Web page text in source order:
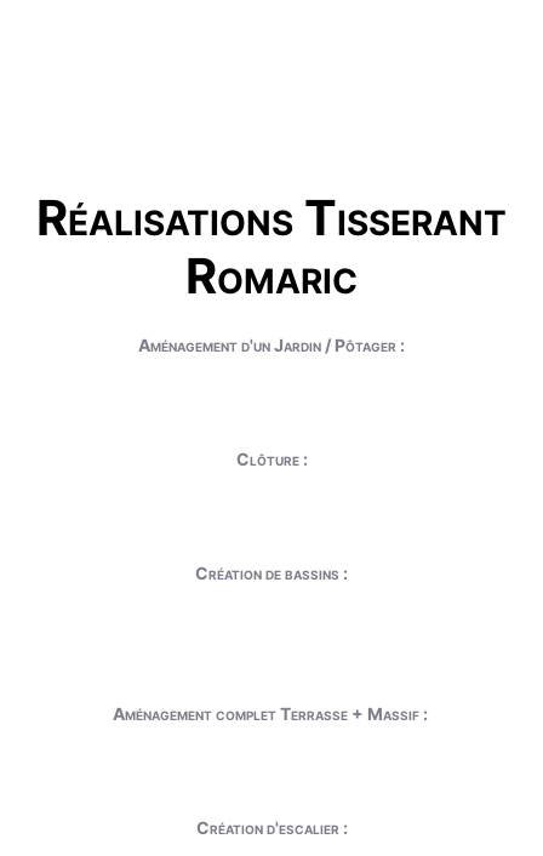
Réalisations Tisserant
Romaric
Aménagement d'un Jardin / Pôtager :
Clôture :
Création de bassins :
Aménagement complet Terrasse + Massif :
Création d'escalier :